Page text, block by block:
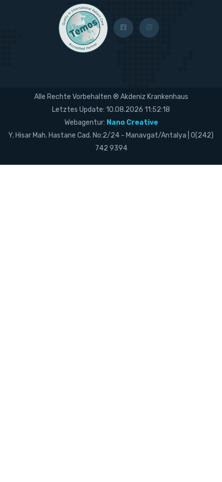
Alle Rechte Vorbehalten ® Akdeniz Krankenhaus
Letztes Update: 10.08.2026 11:52:18
Webagentur: Nano Creative
Y. Hisar Mah. Hastane Cad. No:2/24 - Manavgat/Antalya | 0(242)
742 9394